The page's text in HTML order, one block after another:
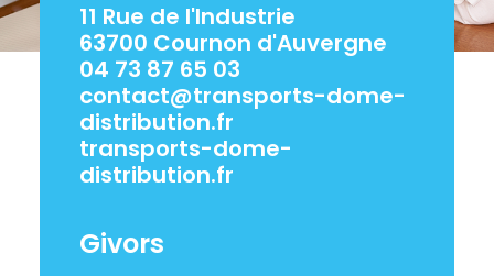
11 Rue de l'Industrie
63700 Cournon d'Auvergne
04 73 87 65 03
contact@transports-dome-
distribution.fr
transports-dome-
distribution.fr
Givors